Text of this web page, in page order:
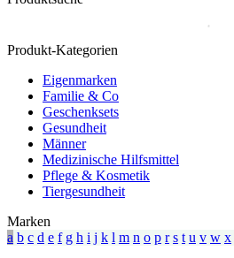
werden
Produkt-Kategorien
Eigenmarken
Familie & Co
Geschenksets
Gesundheit
Männer
Medizinische Hilfsmittel
Pflege & Kosmetik
Tiergesundheit
Marken
a b c d e f g h i j k l m n o p r s t u v w x